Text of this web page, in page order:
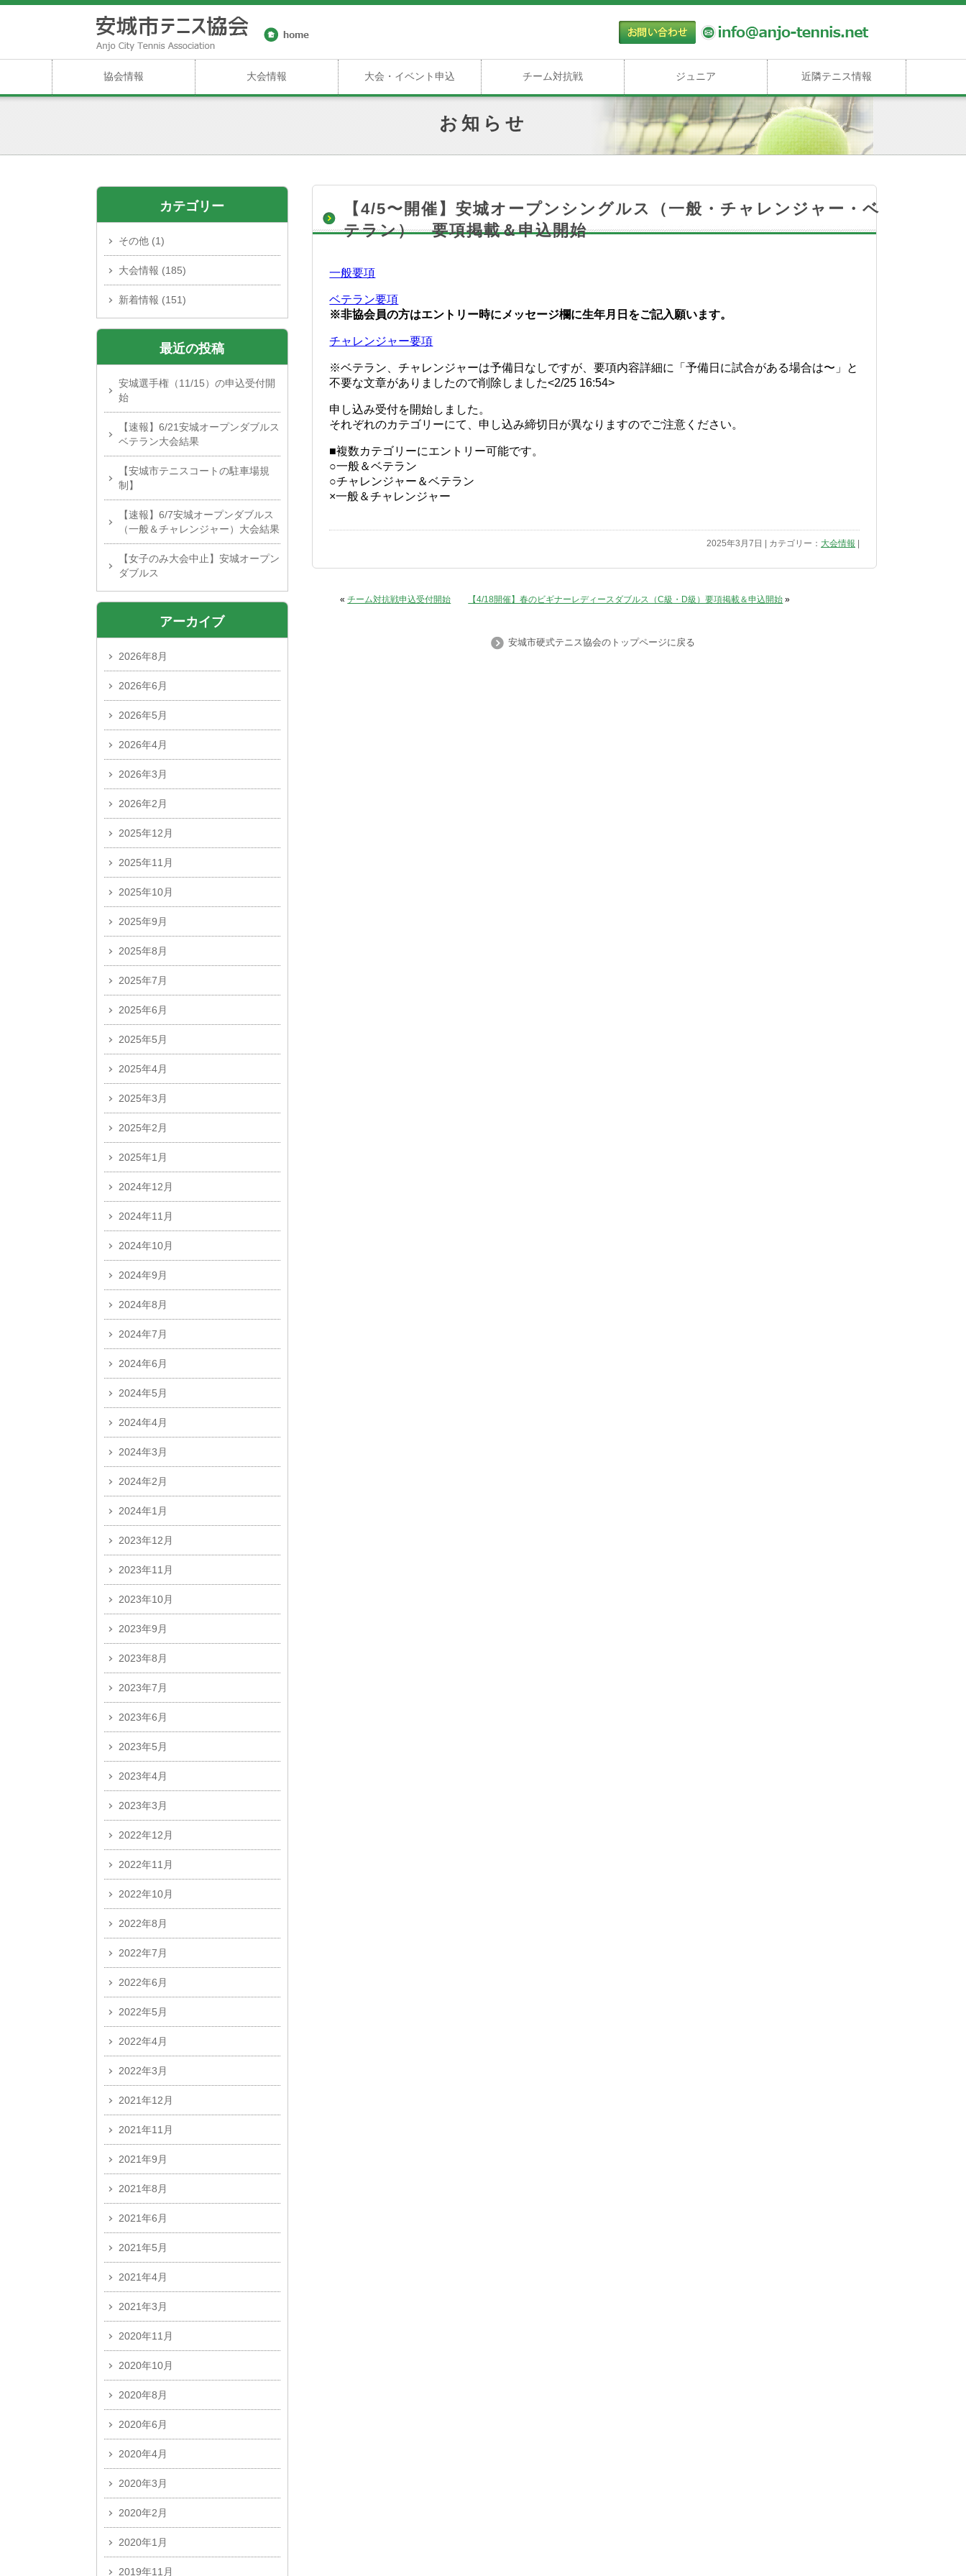
協会情報 大会情報 大会・イベント申込 チーム対抗戦 ジュニア 近隣テニス情報
お知らせ
【4/5〜開催】安城オープンシングルス（一般・チャレンジャー・ベ
テラン） 要項掲載＆申込開始
一般要項
ベテラン要項
※非協会員の方はエントリー時にメッセージ欄に生年月日をご記入願います。
チャレンジャー要項
※ベテラン、チャレンジャーは予備日なしですが、要項内容詳細に「予備日に試合がある場合は〜」と
不要な文章がありましたので削除しました<2/25 16:54>
申し込み受付を開始しました。
それぞれのカテゴリーにて、申し込み締切日が異なりますのでご注意ください。
■複数カテゴリーにエントリー可能です。
○一般＆ベテラン
○チャレンジャー＆ベテラン
×一般＆チャレンジャー
2025年3月7日 | カテゴリー： 大会情報
«チーム対抗戦申込受付開始 【4/18開催】春のビギナーレディースダブルス（C級・D級）要項掲載＆申込開始 »
安城市硬式テニス協会のトップページに戻る
カテゴリー
その他(1)
大会情報 (185)
新着情報 (151)
最近の投稿
安城選手権（11/15）の申込受付開
始
【速報】6/21安城オープンダブルス
ベテラン大会結果
【安城市テニスコートの駐車場規
制】
【速報】6/7安城オープンダブルス
（一般＆チャレンジャー）大会結果
【女子のみ大会中止】安城オープン
ダブルス
アーカイブ
2026年8月
2026年6月
2026年5月
2026年4月
2026年3月
2026年2月
2025年12月
2025年11月
2025年10月
2025年9月
2025年8月
2025年7月
2025年6月
2025年5月
2025年4月
2025年3月
2025年2月
2025年1月
2024年12月
2024年11月
2024年10月
2024年9月
2024年8月
2024年7月
2024年6月
2024年5月
2024年4月
2024年3月
2024年2月
2024年1月
2023年12月
2023年11月
2023年10月
2023年9月
2023年8月
2023年7月
2023年6月
2023年5月
2023年4月
2023年3月
2022年12月
2022年11月
2022年10月
2022年8月
2022年7月
2022年6月
2022年5月
2022年4月
2022年3月
2021年12月
2021年11月
2021年9月
2021年8月
2021年6月
2021年5月
2021年4月
2021年3月
2020年11月
2020年10月
2020年8月
2020年6月
2020年4月
2020年3月
2020年2月
2020年1月
2019年11月